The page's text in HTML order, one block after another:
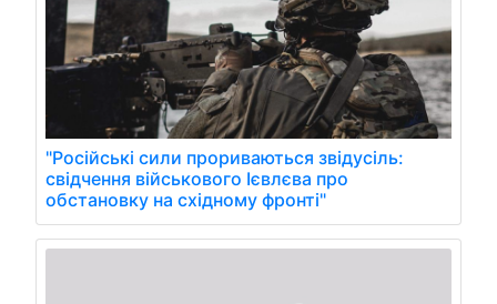
"Російські сили прориваються звідусіль:
свідчення військового Ієвлєва про
обстановку на східному фронті"